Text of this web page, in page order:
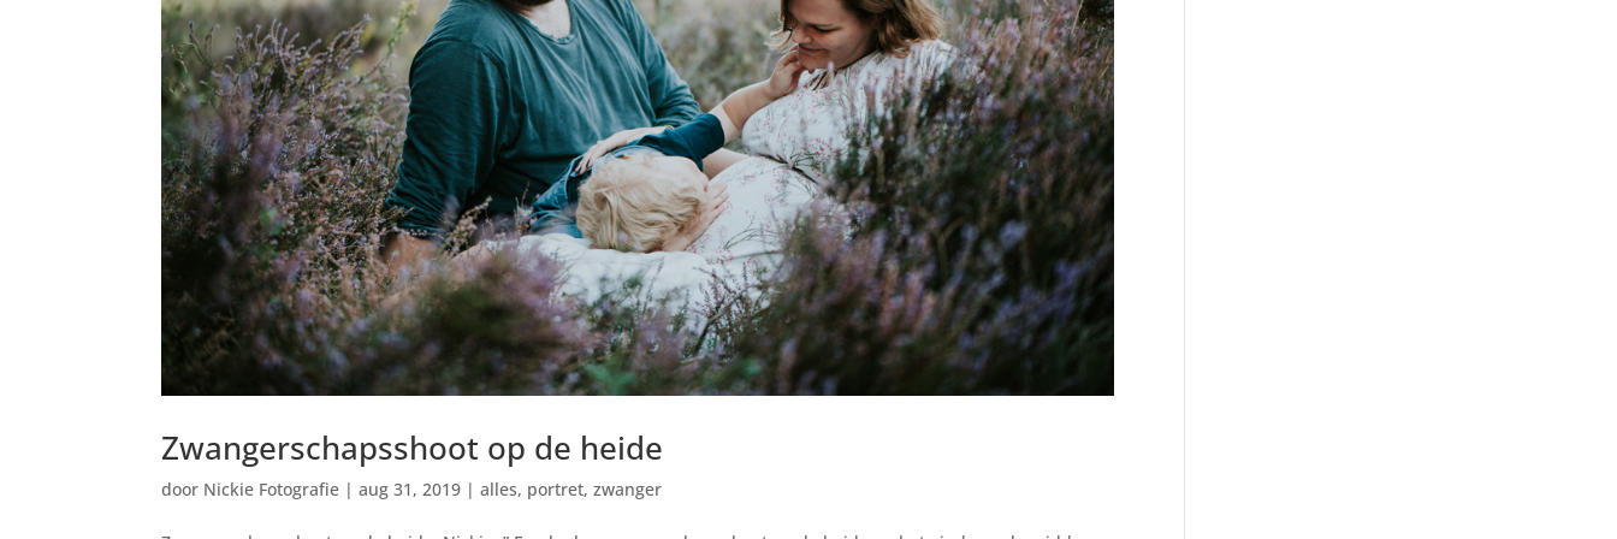
Zwangerschapsshoot op de heide
door Nickie Fotografie |aug 31, 2019 |alles, portret,zwanger